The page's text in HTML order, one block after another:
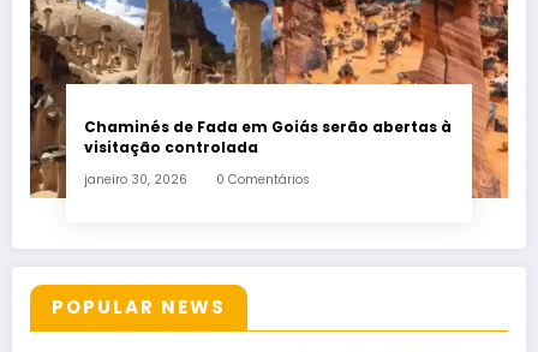
Chaminés de Fada em Goiás serão abertas à
visitação controlada
janeiro 30, 2026 0 Comentários
POPULAR NEWS